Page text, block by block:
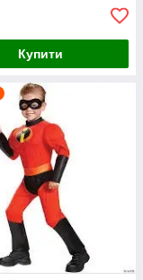
Купити